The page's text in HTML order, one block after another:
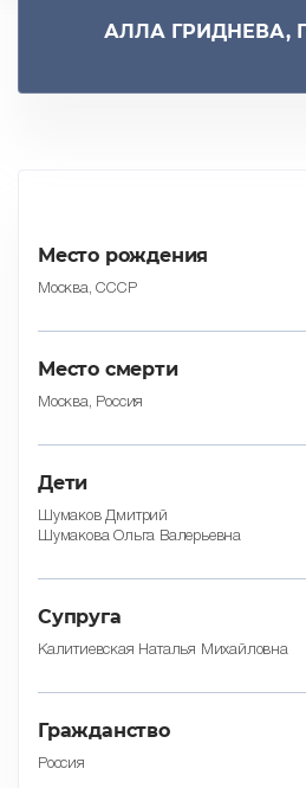
АЛЛА ГРИДНЕВА,
Место рождения
Москва, СССР
Место смерти
Москва, Россия
Дети
Шумаков Дмитрий
Шумакова Ольга Валерьевна
Супруга
Калитиевская Наталья Михайловна
Гражданство
Россия